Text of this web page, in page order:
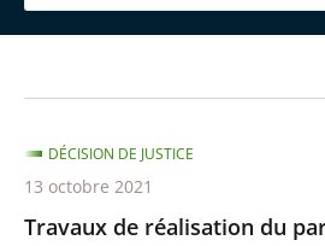
filtres
pour
arriver
filtres
pour
arriver
Travaux de réalisation du
DÉCISION DE JUSTICE
13 octobre 2021